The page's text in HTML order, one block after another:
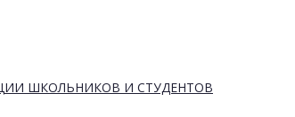
ШКОЛЬНИКОВ И СТУДЕНТОВ